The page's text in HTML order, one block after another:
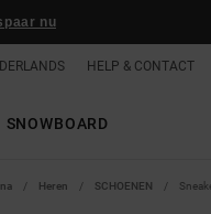
nu
HELP & CONTACT
SNOWBOARD
Heren SCHOENEN